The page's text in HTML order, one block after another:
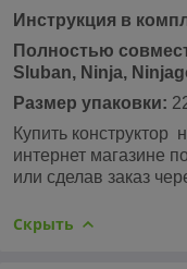
Инструкция в
Полностью
Sluban, Ninja,
Размер упаковки:
Купить
интернет магазине
или сделав заказ
Скрыть